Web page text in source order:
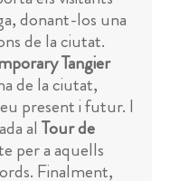
donant-los una
de la ciutat.
Tangier
de la ciutat,
present i futur. I
al Tour de
per a aquells
Finalment,